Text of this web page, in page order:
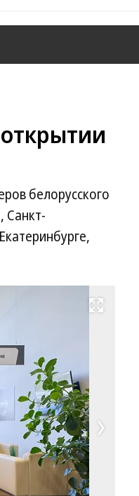
белорусского
Санкт-
Развернуть на весь экран